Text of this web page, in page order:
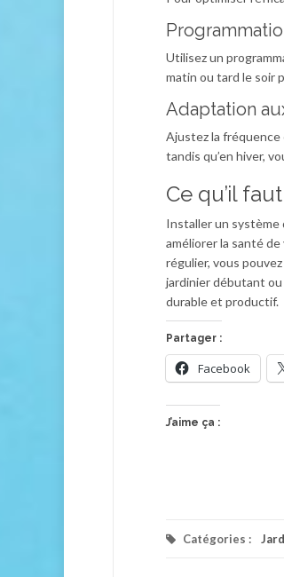
Utilisez un
matin ou tard le soir
Adaptation
Ajustez la fréquence
tandis qu’en hiver,
Ce qu’il
Installer un système
améliorer la santé
régulier, vous
jardinier débutant
durable et productif.
Partager :
Facebook
J’aime ça :
Catégories :